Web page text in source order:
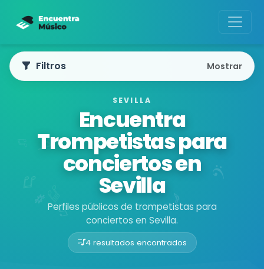
SEVILLA
Encuentra
Trompetistas para
conciertos en
Sevilla
Perfiles públicos de trompetistas para
conciertos en Sevilla.
4 resultados encontrados
Filtros Mostrar